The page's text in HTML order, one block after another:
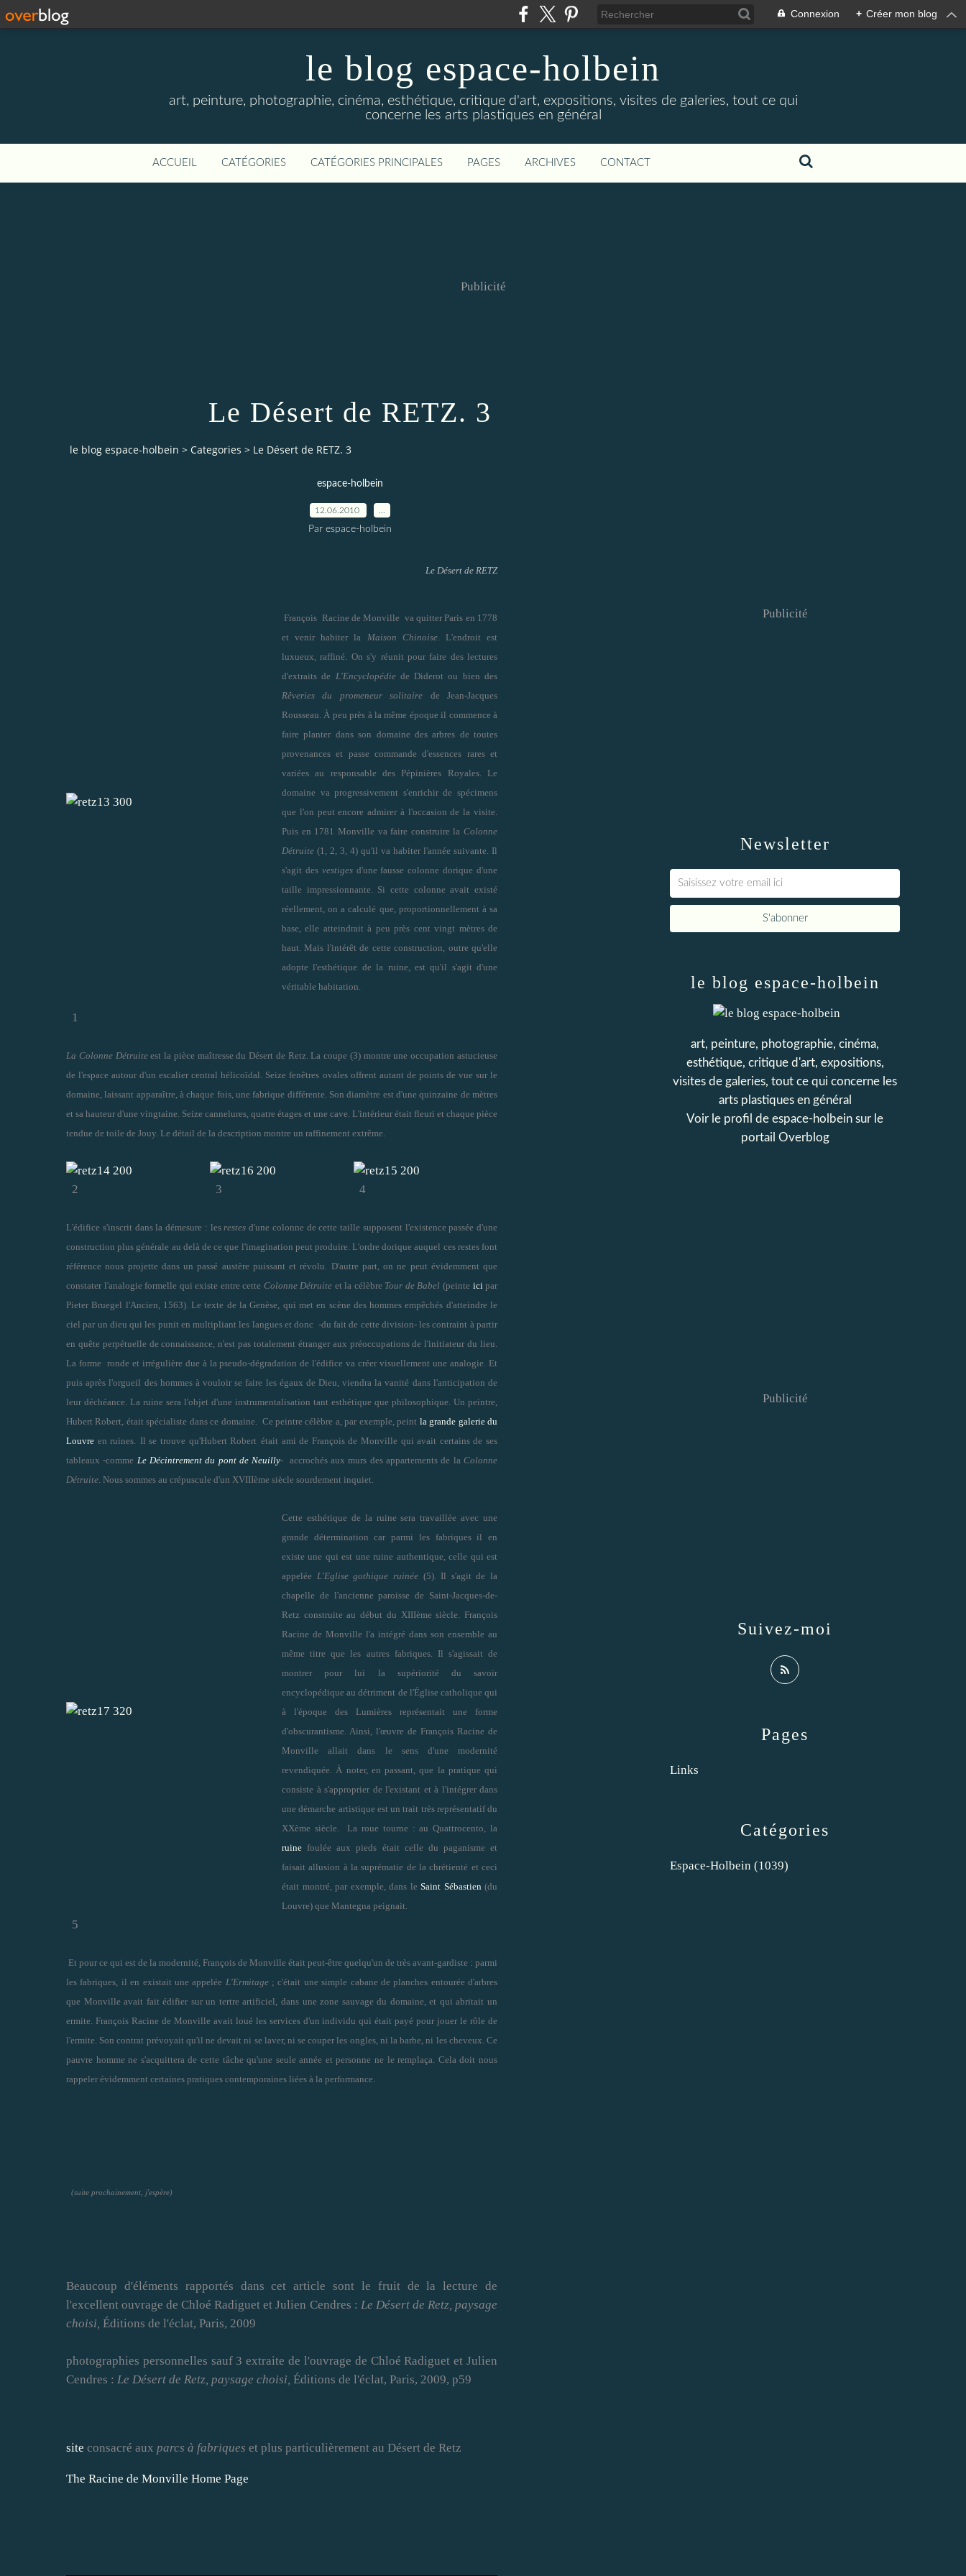
Connexion + Créer mon blog
le blog espace-holbein
art, peinture, photographie, cinéma, esthétique, critique d'art, expositions, visites de galeries, tout ce qui
concerne les arts plastiques en général
ACCUEIL CATÉGORIES CATÉGORIES PRINCIPALES PAGES ARCHIVES CONTACT
Publicité
Le Désert de RETZ. 3
le blog espace-holbein > Categories > Le Désert de RETZ. 3
espace-holbein
12.06.2010
Par espace-holbein
Le Désert de RETZ
François Racine de Monville va quitter Paris en 1778
et venir habiter la Maison Chinoise. L'endroit est
luxueux, raffiné. On s'y réunit pour faire des lectures
d'extraits de L'Encyclopédiede Diderot ou bien des
Rêveries du promeneur solitaire de Jean-Jacques
Rousseau. À peu près à la même époque il commence à
faire planter dans son domaine des arbres de toutes
provenances et passe commande d'essences rares et
variées au responsable des Pépinières Royales. Le
domaine va progressivement s'enrichir de spécimens
que l'on peut encore admirer à l'occasion de la visite.
Puis en 1781 Monville va faire construire la Colonne
Détruite (1, 2, 3, 4) qu'il va habiter l'année suivante. Il
s'agit des vestigesd'une fausse colonne dorique d'une
taille impressionnante. Si cette colonne avait existé
réellement, on a calculé que, proportionnellement à sa
base, elle atteindrait à peu près cent vingt mètres de
haut. Mais l'intérêt de cette construction, outre qu'elle
adopte l'esthétique de la ruine, est qu'il s'agit d'une
véritable habitation.
1
La Colonne Détruiteest la pièce maîtresse du Désert de Retz. La coupe (3) montre une occupation astucieuse
de l'espace autour d'un escalier central hélicoïdal. Seize fenêtres ovales offrent autant de points de vue sur le
domaine, laissant apparaître, à chaque fois, une fabrique différente. Son diamètre est d'une quinzaine de mètres
et sa hauteur d'une vingtaine. Seize cannelures, quatre étages et une cave. L'intérieur était fleuri et chaque pièce
tendue de toile de Jouy. Le détail de la description montre un raffinement extrême.
2 3 4
L'édifice s'inscrit dans la démesure : les restes d'une colonne de cette taille supposent l'existence passée d'une
construction plus générale au delà de ce que l'imagination peut produire. L'ordre dorique auquel ces restes font
référence nous projette dans un passé austère puissant et révolu. D'autre part, on ne peut évidemment que
constater l'analogie formelle qui existe entre cette Colonne Détruite et la célèbre Tour de Babel (peinte ici par
Pieter Bruegel l'Ancien, 1563). Le texte de la Genèse, qui met en scène des hommes empêchés d'atteindre le
ciel par un dieu qui les punit en multipliant les langues et donc -du fait de cette division- les contraint à partir
en quête perpétuelle de connaissance, n'est pas totalement étranger aux préoccupations de l'initiateur du lieu.
La forme ronde et irrégulière due à la pseudo-dégradation de l'édifice va créer visuellement une analogie. Et
puis après l'orgueil des hommes à vouloir se faire les égaux de Dieu, viendra la vanité dans l'anticipation de
leur déchéance. La ruine sera l'objet d'une instrumentalisation tant esthétique que philosophique. Un peintre,
Hubert Robert, était spécialiste dans ce domaine. Ce peintre célèbre a, par exemple, peint la grande galerie du
Louvre en ruines. Il se trouve qu'Hubert Robert était ami de François de Monville qui avait certains de ses
tableaux -comme Le Décintrement du pont de Neuilly- accrochés aux murs des appartements de la Colonne
Détruite . Nous sommes au crépuscule d'un XVIIIème siècle sourdement inquiet.
Cette esthétique de la ruine sera travaillée avec une
grande détermination car parmi les fabriques il en
existe une qui est une ruine authentique, celle qui est
appelée L'Eglise gothique ruinée(5). Il s'agit de la
chapelle de l'ancienne paroisse de Saint-Jacques-de-
Retz construite au début du XIIIème siècle. François
Racine de Monville l'a intégré dans son ensemble au
même titre que les autres fabriques. Il s'agissait de
montrer pour lui la supériorité du savoir
encyclopédique au détriment de l'Église catholique qui
à l'époque des Lumières représentait une forme
d'obscurantisme. Ainsi, l'œuvre de François Racine de
Monville allait dans le sens d'une modernité
revendiquée. À noter, en passant, que la pratique qui
consiste à s'approprier de l'existant et à l'intégrer dans
une démarche artistique est un trait très représentatif du
XXème siècle. La roue tourne : au Quattrocento, la
ruine foulée aux pieds était celle du paganisme et
faisait allusion à la suprématie de la chrétienté et ceci
était montré, par exemple, dans le Saint Sébastien (du
Louvre) que Mantegna peignait.
5
Et pour ce qui est de la modernité, François de Monville était peut-être quelqu'un de très avant-gardiste : parmi
les fabriques, il en existait une appelée L'Ermitage; c'était une simple cabane de planches entourée d'arbres
que Monville avait fait édifier sur un tertre artificiel, dans une zone sauvage du domaine, et qui abritait un
ermite. François Racine de Monville avait loué les services d'un individu qui était payé pour jouer le rôle de
l'ermite. Son contrat prévoyait qu'il ne devait ni se laver, ni se couper les ongles, ni la barbe, ni les cheveux. Ce
pauvre homme ne s'acquittera de cette tâche qu'une seule année et personne ne le remplaça. Cela doit nous
rappeler évidemment certaines pratiques contemporaines liées à la performance.
(suite prochainement, j'espère)
Beaucoup d'éléments rapportés dans cet article sont le fruit de la lecture de
l'excellent ouvrage de Chloé Radiguet et Julien Cendres : Le Désert de Retz, paysage
choisi, Éditions de l'éclat, Paris, 2009
photographies personnelles sauf 3 extraite de l'ouvrage de Chloé Radiguet et Julien
Cendres : Le Désert de Retz, paysage choisi, Éditions de l'éclat, Paris, 2009, p59
site consacré aux parcs à fabriques et plus particulièrement au Désert de Retz
The Racine de Monville Home Page
Newsletter
Publicité
Catégories
Espace-Holbein (1039)
Pages
Links
le blog espace-holbein
art, peinture, photographie, cinéma,
esthétique, critique d'art, expositions,
visites de galeries, tout ce qui concerne les
arts plastiques en général
Voir le profil de espace-holbein sur le
portail Overblog
Suivez-moi
Publicité